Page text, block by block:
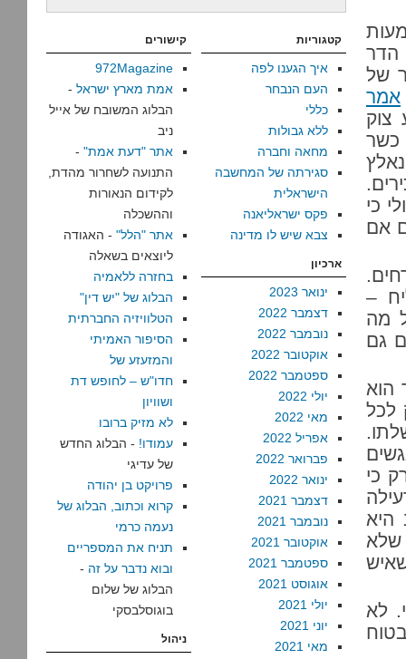
הדר
של
אמר
צוק
כשר
כי
אם
–
מה
גם
הוא
לכל
כי
היא
שלא
לא
קטגוריות
איך הגענו לפה
העם הנבחר
כללי
ללא גבולות
מחאה וחברה
סגירתה של המחשבה
הישראלית
פקס ישראליאנה
צבא שיש לו מדינה
ארכיון
ינואר 2023
דצמבר 2022
נובמבר 2022
אוקטובר 2022
ספטמבר 2022
יולי 2022
מאי 2022
אפריל 2022
פברואר 2022
ינואר 2022
דצמבר 2021
נובמבר 2021
אוקטובר 2021
ספטמבר 2021
אוגוסט 2021
יולי 2021
יוני 2021
מאי 2021
קישורים
972Magazine
אמת מארץ ישראל -
הבלוג המשובח של אייל
ניב
אתר "דעת אמת" -
התנועה לשחרור מהדת,
לקידום הנאורות
וההשכלה
אתר "הלל" - האגודה
ליוצאים בשאלה
בחזרה ללאמיה
הבלוג של "יש דין"
הטלוויזיה החברתית
הסיפור האמיתי
והמזעזע של
חדו"ש – לחופש דת
ושוויון
לא מזיק ברובו
עמודו! - הבלוג החדש
של עדיגי
פרויקט בן יהודה
קרוא וכתוב, הבלוג של
נעמה כרמי
תניח את המספריים
ובוא נדבר על זה -
הבלוג של שלום
בוגוסלבסקי
ניהול